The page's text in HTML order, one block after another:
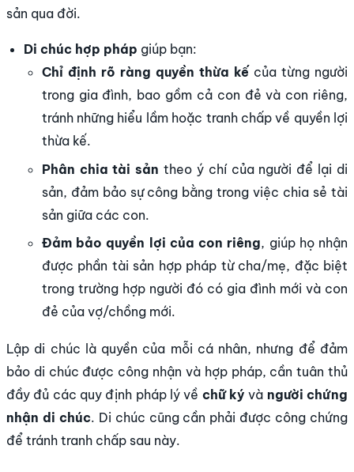
sản qua đời.
Di chúc hợp pháp giúp bạn:
Chỉ định rõ ràng quyền thừa kếcủa từng người
trong gia đình, bao gồm cả con đẻ và con riêng,
tránh những hiểu lầm hoặc tranh chấp về quyền lợi
thừa kế.
Phân chia tài sản theo ý chí của người để lại di
sản, đảm bảo sự công bằng trong việc chia sẻ tài
sản giữa các con.
Đảm bảo quyền lợi của con riêng, giúp họ nhận
được phần tài sản hợp pháp từ cha/mẹ, đặc biệt
trong trường hợp người đó có gia đình mới và con
đẻ của vợ/chồng mới.
Lập di chúc là quyền của mỗi cá nhân, nhưng để đảm
bảo di chúc được công nhận và hợp pháp, cần tuân thủ
đầy đủ các quy định pháp lý về chữ ký và người chứng
nhận di chúc. Di chúc cũng cần phải được công chứng
để tránh tranh chấp sau này.